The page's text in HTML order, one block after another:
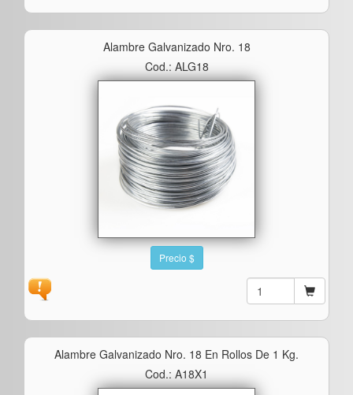
Alambre Galvanizado Nro. 18
Cod.: ALG18
Precio $
Alambre Galvanizado Nro. 18 En Rollos De 1 Kg.
Cod.: A18X1